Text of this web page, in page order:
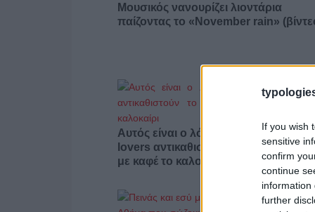
If you wish
sensitive
confirm
continue
information
further
Μουσικός νανουρίζει λιοντάρια
παίζοντας το «November rain»
Αυτός είναι ο λόγος που οι beauty
lovers αντικαθιστούν το μαύρο
με καφέ το καλοκαίρι